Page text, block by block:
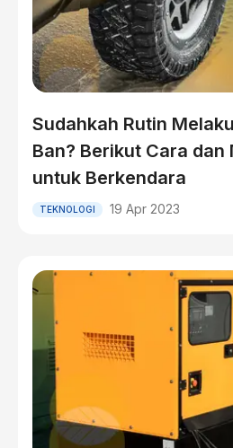
Sudahkah Rutin
Ban? Berikut Cara
untuk Berkendara
TEKNOLOGI 19 Apr 2023